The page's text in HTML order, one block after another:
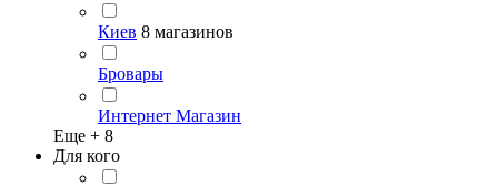
Киев 8 магазинов
Бровары
Интернет Магазин
Еще + 8
Для кого